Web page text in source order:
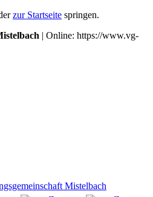
zur Startseite springen.
| Online: https://www.vg-